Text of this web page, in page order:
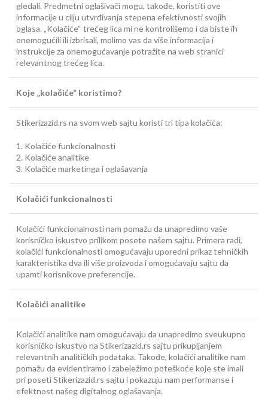
gledali. Predmetni oglašivači mogu, takođe, koristiti ove
informacije u cilju utvrđivanja stepena efektivnosti svojih
oglasa. „Kolačiće“ trećeg lica mi ne kontrolišemo i da biste ih
onemogućili ili izbrisali, molimo vas da više informacija i
instrukcije za onemogućavanje potražite na web stranici
relevantnog trećeg lica.
Koje „kolačiće“ koristimo?
Stikerizazid.rs na svom web sajtu koristi tri tipa kolačića:
1. Kolačiće funkcionalnosti
2. Kolačiće analitike
3. Kolačiće marketinga i oglašavanja
Kolačići funkcionalnosti
Kolačići funkcionalnosti nam pomažu da unapredimo vaše
korisničko iskustvo prilikom posete našem sajtu. Primera radi,
kolačići funkcionalnosti omogućavaju uporedni prikaz tehničkih
karakteristika dva ili više proizvoda i omogućavaju sajtu da
upamti korisnikove preferencije.
Kolačići analitike
Kolačići analitike nam omogućavaju da unapredimo sveukupno
korisničko iskustvo na Stikerizazid.rs sajtu prikupljanjem
relevantnih analitičkih podataka. Takođe, kolačići analitike nam
pomažu da evidentiramo i zabeležimo poteškoće koje ste imali
pri poseti Stikerizazid.rs sajtu i pokazuju nam performanse i
efektnost našeg digitalnog oglašavanja.